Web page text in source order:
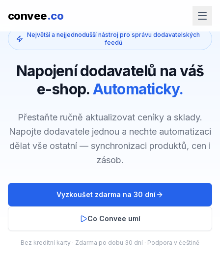
convee.co
Největší a nejjednodušší nástroj pro správu dodavatelských
feedů
Napojení dodavatelů na váš
e-shop.Automaticky.
Přestaňte ručně aktualizovat ceníky a sklady.
Napojte dodavatele jednou a nechte automatizaci
dělat vše ostatní — synchronizaci produktů, cen i
zásob.
Vyzkoušet zdarma na 30 dní
Co Convee umí
Bez kreditní karty · Zdarma po dobu 30 dní · Podpora v češtině